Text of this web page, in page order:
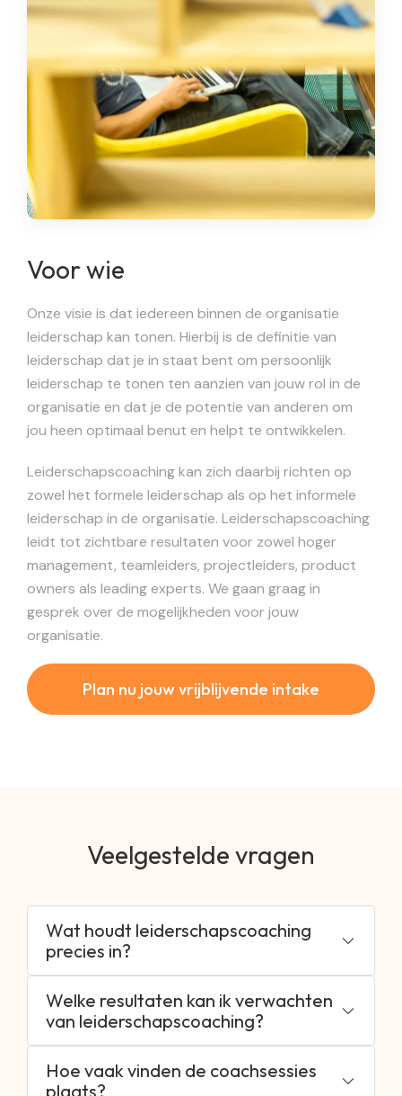
Voor wie
Onze visie is dat iedereen binnen de organisatie
leiderschap kan tonen. Hierbij is de definitie van
leiderschap dat je in staat bent om persoonlijk
leiderschap te tonen ten aanzien van jouw rol in de
organisatie en dat je de potentie van anderen om
jou heen optimaal benut en helpt te ontwikkelen.
Leiderschapscoaching kan zich daarbij richten op
zowel het formele leiderschap als op het informele
leiderschap in de organisatie. Leiderschapscoaching
leidt tot zichtbare resultaten voor zowel hoger
management, teamleiders, projectleiders, product
owners als leading experts. We gaan graag in
gesprek over de mogelijkheden voor jouw
organisatie.
Plan nu jouw vrijblijvende intake
Veelgestelde vragen
Wat houdt leiderschapscoaching
precies in?
Welke resultaten kan ik verwachten
van leiderschapscoaching?
Hoe vaak vinden de coachsessies
plaats?